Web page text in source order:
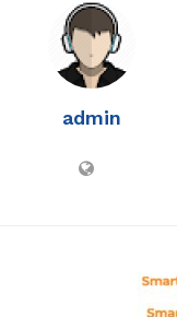
admin